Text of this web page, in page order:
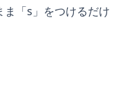
「s」をつけるだけ